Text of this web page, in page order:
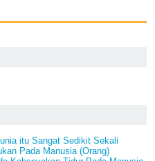
itu Sangat Sedikit Sekali
Pada Manusia (Orang)